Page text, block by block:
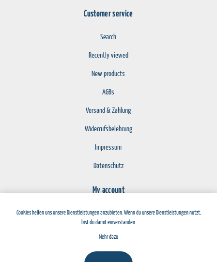
Customer service
Search
Recently viewed
New products
AGBs
Versand & Zahlung
Widerrufsbelehrung
Impressum
Datenschutz
My account
Register
Cookies helfen uns unsere Dienstleistungen anzubieten. Wenn du unsere Dienstleistungen nutzt,
bist du damit einverstanden.
Mehr dazu